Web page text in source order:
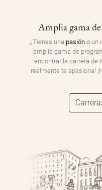
Amplia gama
¿Tienes una pasióno un
amplia gama de
encontrar la carrera de
realmente te apasiona!